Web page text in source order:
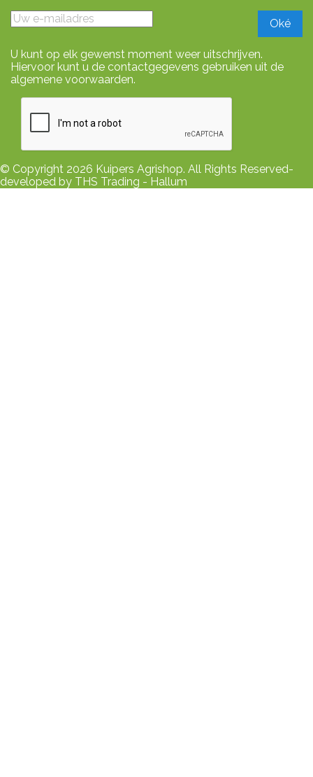
U kunt op elk gewenst moment weer uitschrijven.
Hiervoor kunt u de contactgegevens gebruiken uit de
algemene voorwaarden.
© Copyright 2026 Kuipers Agrishop. All Rights Reserved-
developed by THS Trading - Hallum